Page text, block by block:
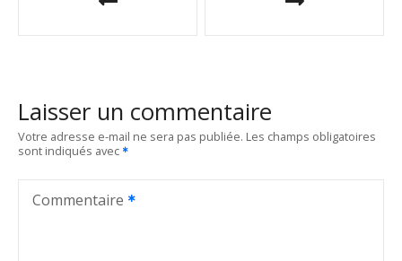
g
a
Laisser un commentaire
Votre adresse e-mail ne sera pas publiée. Les champs obligatoires
sont indiqués avec
Commentaire